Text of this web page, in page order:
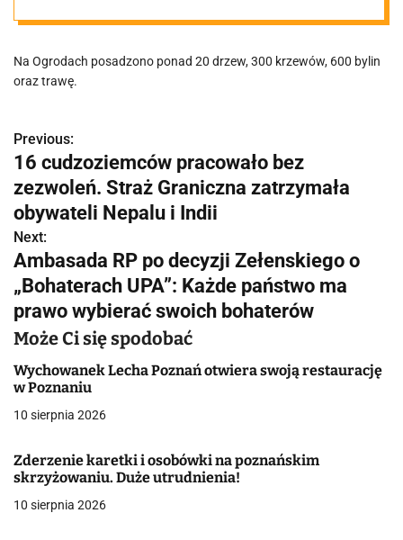
zamieniły się w
plac zieleni i
rozmaitości
roślinnych
Na Ogrodach posadzono ponad 20 drzew, 300 krzewów, 600 bylin
oraz trawę.
N
a
w
i
g
a
c
j
a
w
p
Previous:
16 cudzoziemców pracowało bez
zezwoleń. Straż Graniczna zatrzymała
obywateli Nepalu i Indii
Next:
Ambasada RP po decyzji Zełenskiego o
„Bohaterach UPA”: Każde państwo ma
prawo wybierać swoich bohaterów
Może Ci się spodobać
Wychowanek Lecha Poznań otwiera swoją restaurację
w Poznaniu
10 sierpnia 2026
Zderzenie karetki i osobówki na poznańskim
skrzyżowaniu. Duże utrudnienia!
10 sierpnia 2026